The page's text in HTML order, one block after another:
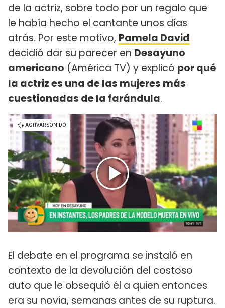
de la actriz, sobre todo por un regalo que
le había hecho el cantante unos días
atrás. Por este motivo, Pamela David
decidió dar su parecer en Desayuno
americano (América TV) y explicó por qué
la actriz es una de las mujeres más
cuestionadas de la farándula.
El debate en el programa se instaló en
contexto de la devolución del costoso
auto que le obsequió él a quien entonces
era su novia, semanas antes de su ruptura.